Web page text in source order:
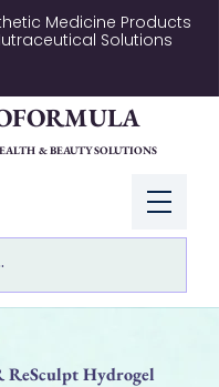
Medicine Products
Solutions
Log In
& BEAUTY SOLUTIONS
Hydrogel